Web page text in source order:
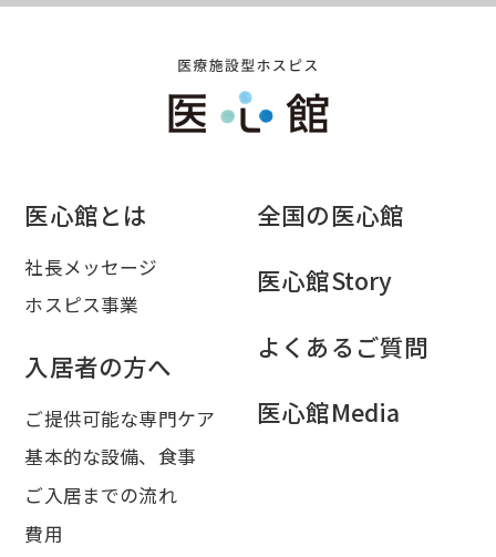
医心館とは
社長メッセージ
ホスピス事業
入居者の方へ
ご提供可能な専門ケア
基本的な設備、食事
ご入居までの流れ
費用
全国の医心館
医心館Story
よくあるご質問
医心館Media